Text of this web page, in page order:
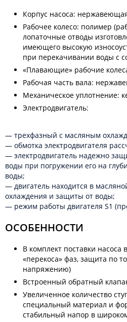
Корпус насоса:
Рабочее колесо: полимер
лопаточные отводы
имеющего высокую
при перекачивании воды с
«Плавающие» рабочие
Рабочая часть вала:
Механическое уплотнение:
Электродвигатель:
— трехфазный с масляным
— обмотка электродвигателя
— электродвигатель надежно
воды при погружении его на
воды;
— двигатель находится в
охлаждения и защиты от воды;
— режим работы двигателя S1
ОСОБЕННОСТИ
В комплект поставки насоса
«перекоса» фаз, защита по
напряжению)
Встроенный обратный
Увеличенное количество
специальный материал и
стабильный напор в